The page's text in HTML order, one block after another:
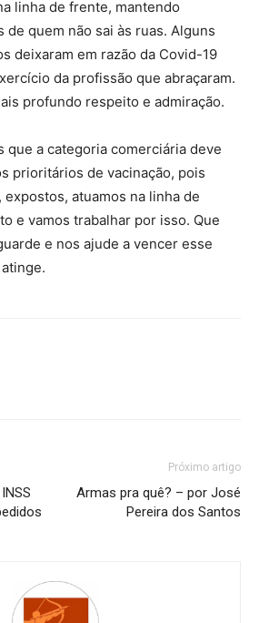
linha de frente, mantendo
de quem não sai às ruas. Alguns
deixaram em razão da Covid-19
da profissão que abraçaram.
profundo respeito e admiração.
que a categoria comerciária deve
prioritários de vacinação, pois
atuamos na linha de
e vamos trabalhar por isso. Que
e nos ajude a vencer esse
Próximo artigo
Armas pra quê? – por José
Pereira dos Santos